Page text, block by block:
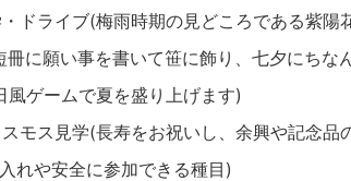
ドライブ(梅雨時期の見どころである紫陽
に願い事を書いて笹に飾り、七夕にちな
風ゲームで夏を盛り上げます)
モス見学(長寿をお祝いし、余興や記念品
れや安全に参加できる種目)